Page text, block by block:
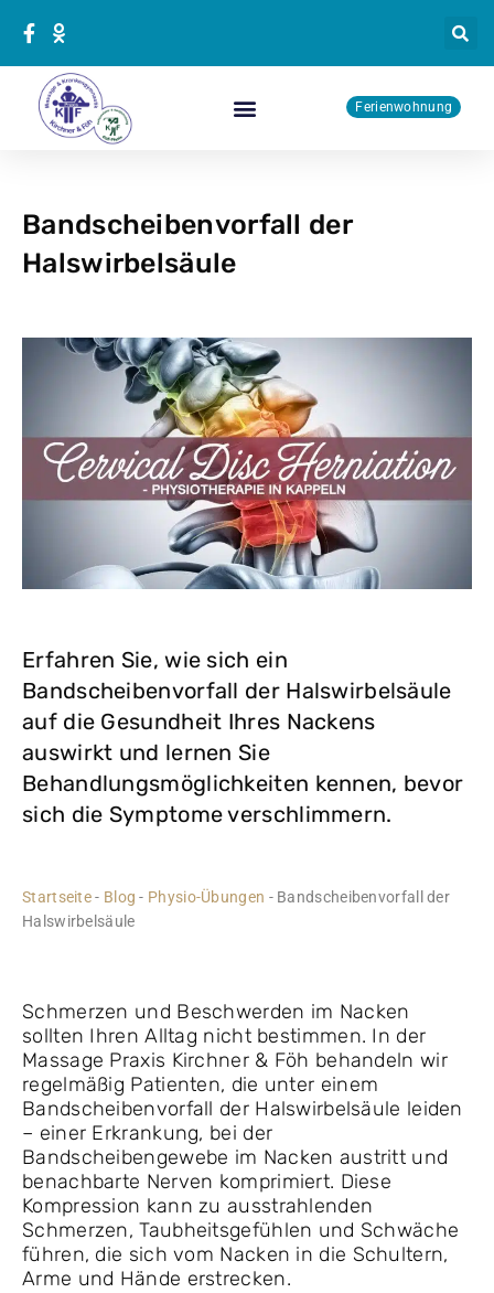
Inhalt
Ferienwohnung
Bandscheibenvorfall der
Halswirbelsäule
Erfahren Sie, wie sich ein
Bandscheibenvorfall der Halswirbelsäule
auf die Gesundheit Ihres Nackens
auswirkt und lernen Sie
Behandlungsmöglichkeiten kennen, bevor
sich die Symptome verschlimmern.
Startseite- Blog - Physio-Übungen - Bandscheibenvorfall der
Halswirbelsäule
Schmerzen und Beschwerden im Nacken
sollten Ihren Alltag nicht bestimmen. In der
Massage Praxis Kirchner & Föh behandeln wir
regelmäßig Patienten, die unter einem
Bandscheibenvorfall der Halswirbelsäule leiden
– einer Erkrankung, bei der
Bandscheibengewebe im Nacken austritt und
benachbarte Nerven komprimiert. Diese
Kompression kann zu ausstrahlenden
Schmerzen, Taubheitsgefühlen und Schwäche
führen, die sich vom Nacken in die Schultern,
Arme und Hände erstrecken.